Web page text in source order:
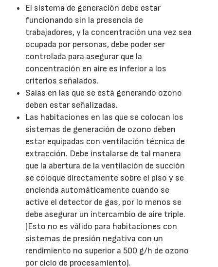
El sistema de generación debe estar
funcionando sin la presencia de
trabajadores, y la concentración una vez sea
ocupada por personas, debe poder ser
controlada para asegurar que la
concentración en aire es inferior a los
criterios señalados.
Salas en las que se está generando ozono
deben estar señalizadas.
Las habitaciones en las que se colocan los
sistemas de generación de ozono deben
estar equipadas con ventilación técnica de
extracción. Debe instalarse de tal manera
que la abertura de la ventilación de succión
se coloque directamente sobre el piso y se
encienda automáticamente cuando se
active el detector de gas, por lo menos se
debe asegurar un intercambio de aire triple.
(Esto no es válido para habitaciones con
sistemas de presión negativa con un
rendimiento no superior a 500 g/h de ozono
por ciclo de procesamiento).